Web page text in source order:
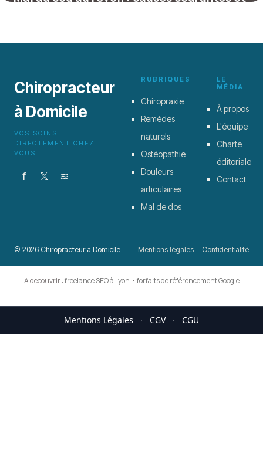
Chiropracteur
à Domicile
VOS SOINS
DIRECTEMENT CHEZ
VOUS
f 𝕏 ≋
RUBRIQUES
Chiropraxie
Remèdes
naturels
Ostéopathie
Douleurs
articulaires
Mal de dos
LE
MÉDIA
À propos
L'équipe
Charte
éditoriale
Contact
© 2026 Chiropracteur à Domicile Mentions légales Confidentialité
A decouvrir :freelance SEO à Lyon • forfaits de référencement Google
Mentions Légales · CGV · CGU